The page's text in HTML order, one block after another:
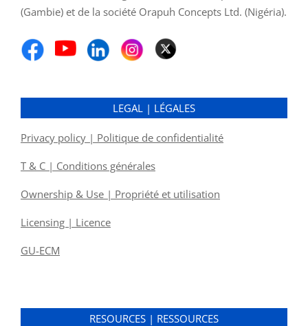
(Gambie) et de la société Orapuh Concepts Ltd. (Nigéria).
LEGAL | LÉGALES
Privacy policy | Politique de confidentialité
T & C | Conditions générales
Ownership & Use | Propriété et utilisation
Licensing | Licence
GU-ECM
RESOURCES | RESSOURCES